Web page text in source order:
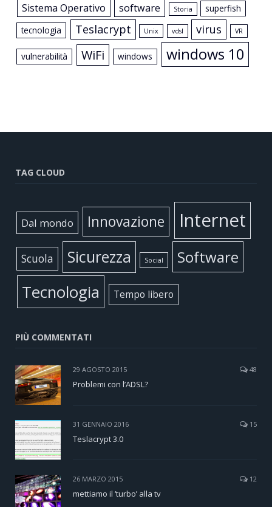
Sistema Operativo software Storia
superfish
tecnologia
Teslacrypt Unix vdsl virus VR
vulnerabilità WiFi windows windows 10
TAG CLOUD
Dal mondo Innovazione Internet
Scuola Sicurezza Social Software
Tecnologia Tempo libero
PIÙ COMMENTATI
29 AGOSTO 2015 48
Problemi con l’ADSL?
31 GENNAIO 2016 15
Teslacrypt 3.0
26 MARZO 2015 12
mettiamo il ‘turbo’ alla tv